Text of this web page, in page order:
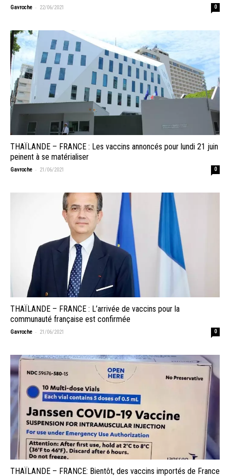
Gavroche - 22/06/2021 0
THAÏLANDE – FRANCE : Les vaccins annoncés pour lundi 21 juin
peinent à se matérialiser
Gavroche - 21/06/2021 0
THAÏLANDE – FRANCE : L’arrivée de vaccins pour la
communauté française est confirmée
Gavroche - 21/06/2021 0
THAÏLANDE – FRANCE: Bientôt, des vaccins importés de France